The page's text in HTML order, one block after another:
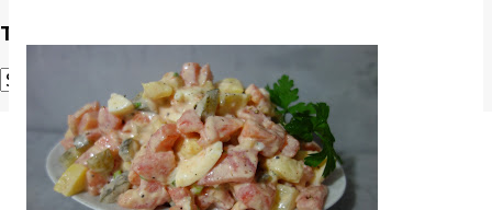
Translate
Powered by Translate